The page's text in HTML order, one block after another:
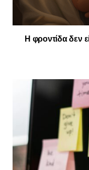
Η φροντίδα δεν